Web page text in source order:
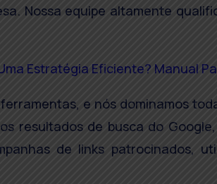
Nossa equipe altamente
Estratégia Eficiente? Manual
e nós dominamos
resultados de busca do
de links patrocinados,